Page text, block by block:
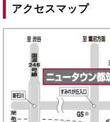
アクセスマップ